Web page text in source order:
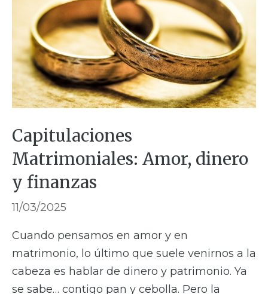
Capitulaciones
Matrimoniales: Amor, dinero
y finanzas
11/03/2025
Cuando pensamos en amor y en
matrimonio, lo último que suele venirnos a la
cabeza es hablar de dinero y patrimonio. Ya
se sabe… contigo pan y cebolla. Pero la